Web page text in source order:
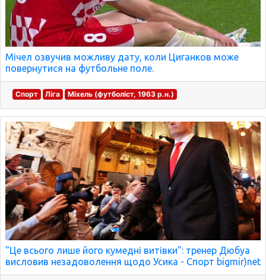
Мічел озвучив можливу дату, коли Циганков може
повернутися на футбольне поле.
Спорт Ліга Міхель (футболіст, 1963 р.н.)
"Це всього лише його кумедні витівки": тренер Дюбуа
висловив незадоволення щодо Усика - Спорт bigmir)net